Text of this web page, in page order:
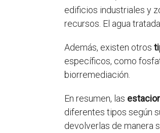
edificios industriales y
recursos. El agua
Además, existen otros
específicos, como
biorremediación.
En resumen, las
diferentes tipos según
devolverlas de manera